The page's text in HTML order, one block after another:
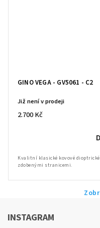
GINO VEGA - GV5061 - C2
Již není v prodeji
2.700 Kč
Kvalitní klasické kovové
INSTAGRAM